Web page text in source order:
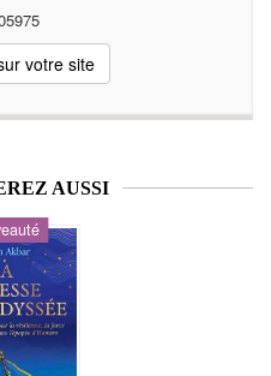
votre site
AUSSI